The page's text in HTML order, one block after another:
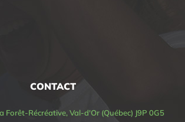
CONTACT
Forêt-Récréative, Val-d'Or (Québec) J9P 0G5